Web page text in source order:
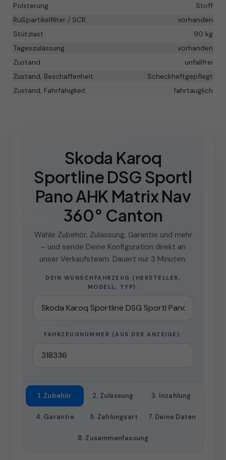
Polsterung
Stoff
Rußpartikelfilter / SCR
vorhanden
Stützlast
90 kg
Tageszulassung
vorhanden
Zustand
unfallfrei
Zustand, Beschaffenheit
Scheckheftgepflegt
Zustand, Fahrfähigkeit
fahrtauglich
Skoda Karoq
Sportline DSG Sportl
Pano AHK Matrix Nav
360° Canton
Wähle Zubehör, Zulassung, Garantie und mehr
– und sende Deine Konfiguration direkt an
unser Verkaufsteam. Dauert nur 3 Minuten.
DEIN WUNSCHFAHRZEUG (HERSTELLER,
MODELL, TYP):
FAHRZEUGNUMMER (AUS DER ANZEIGE):
1. Zubehör 2. Zulassung 3. Inzahlung
4. Garantie 5. Zahlungsart 7. Deine Daten
8. Zusammenfassung